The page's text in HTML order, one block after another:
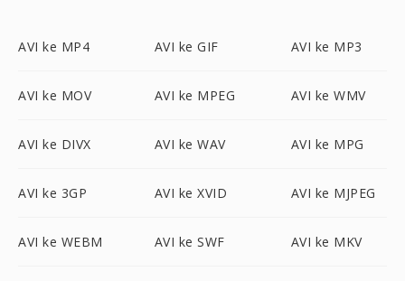
AVI ke MP4 AVI ke GIF AVI ke MP3
AVI ke MOV AVI ke MPEG AVI ke WMV
AVI ke DIVX AVI ke WAV AVI ke MPG
AVI ke 3GP AVI ke XVID AVI ke MJPEG
AVI ke WEBM AVI ke SWF AVI ke MKV